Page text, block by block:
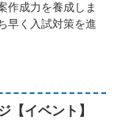
作成力を養成しま
早く入試対策を進
イベント】